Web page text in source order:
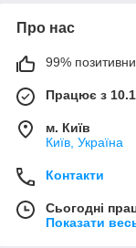
Про нас
99%
Працює з
м. Київ
Київ, Україна
Контакти
Сьогодні
Показати